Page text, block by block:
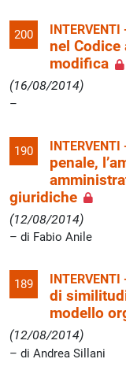
200 INTERVENTI
nel
modifica
(16/08/2014)
190 INTERVENTI
penale,
giuridiche
(12/08/2014)
di Fabio Anile
189 INTERVENTI
di
modello
(12/08/2014)
di Andrea Sillani